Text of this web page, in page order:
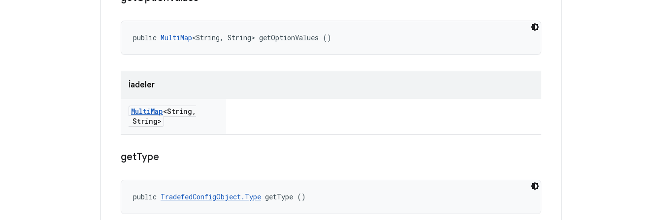
public MultiMap<String, String> getOptionValues ()
İadeler
MultiMap<String ,
String>
getType
public TradefedConfigObject.Type getType ()